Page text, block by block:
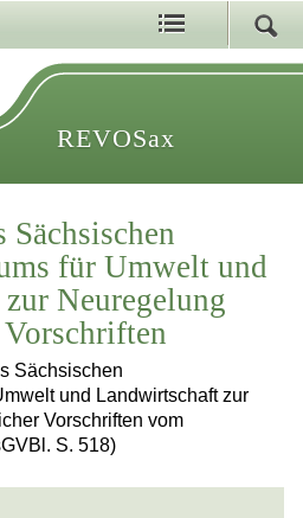
REVOSax
Sächsischen
für Umwelt und
Neuregelung
Sächsischen
und Landwirtschaft zur
Vorschriften vom
S. 518)